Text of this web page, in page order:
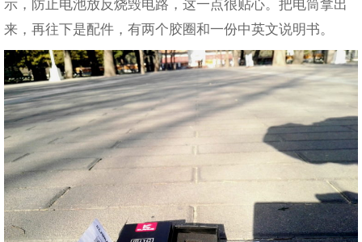
示，防止电池放反烧毁电路，这一点很贴心。把电筒拿出
来，再往下是配件，有两个胶圈和一份中英文说明书。